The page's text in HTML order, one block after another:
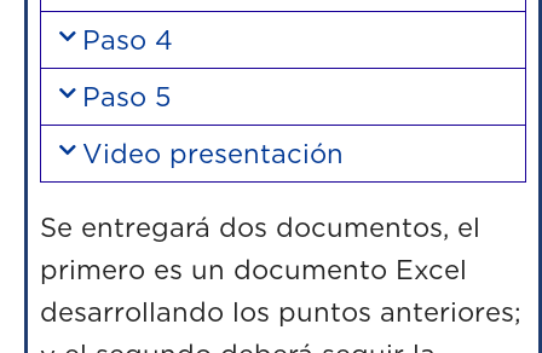
Paso 4
Paso 5
Video presentación
Se entregará dos documentos, el
primero es un documento Excel
desarrollando los puntos anteriores;